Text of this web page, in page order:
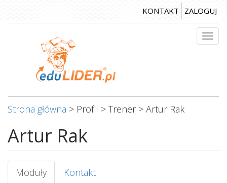
do
KONTAKT ZALOGUJ
Strona główna > Profil > Trener > Artur Rak
Artur Rak
Karty
podstawowe
Moduły (aktywna
Kontakt